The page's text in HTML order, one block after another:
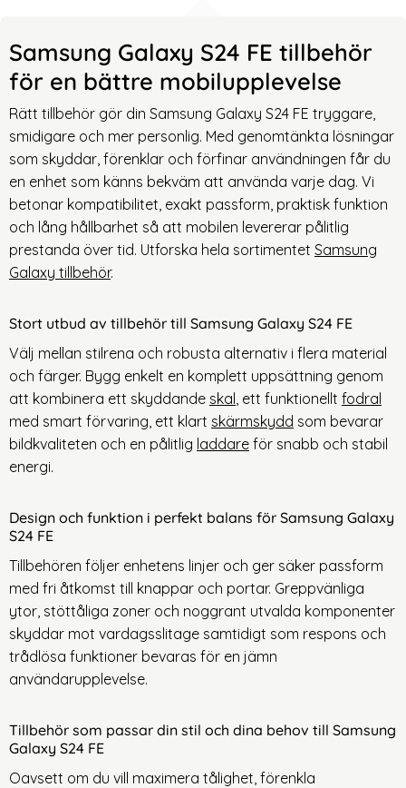
Samsung Galaxy S24 FE tillbehör
för en bättre mobilupplevelse
Rätt tillbehör gör din Samsung Galaxy S24 FE tryggare,
smidigare och mer personlig. Med genomtänkta lösningar
som skyddar, förenklar och förfinar användningen får du
en enhet som känns bekväm att använda varje dag. Vi
betonar kompatibilitet, exakt passform, praktisk funktion
och lång hållbarhet så att mobilen levererar pålitlig
prestanda över tid. Utforska hela sortimentet Samsung
Galaxy tillbehör.
Stort utbud av tillbehör till Samsung Galaxy S24 FE
Välj mellan stilrena och robusta alternativ i flera material
och färger. Bygg enkelt en komplett uppsättning genom
att kombinera ett skyddande skal , ett funktionellt fodral
med smart förvaring, ett klart skärmskydd som bevarar
bildkvaliteten och en pålitlig laddare för snabb och stabil
energi.
Design och funktion i perfekt balans för Samsung Galaxy
S24 FE
Tillbehören följer enhetens linjer och ger säker passform
med fri åtkomst till knappar och portar. Greppvänliga
ytor, stöttåliga zoner och noggrant utvalda komponenter
skyddar mot vardagsslitage samtidigt som respons och
trådlösa funktioner bevaras för en jämn
användarupplevelse.
Tillbehör som passar din stil och dina behov till Samsung
Galaxy S24 FE
Oavsett om du vill maximera tålighet, förenkla